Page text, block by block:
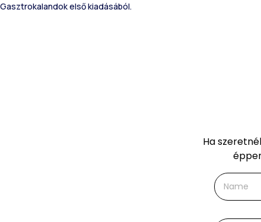
Gasztrokalandok első kiadásából.
Ha